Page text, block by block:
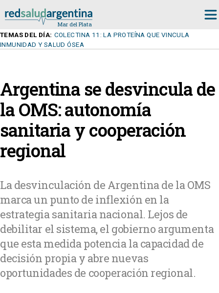
TEMAS DEL DÍA: COLECTINA 11: LA PROTEÍNA QUE VINCULA
INMUNIDAD Y SALUD ÓSEA
Argentina se desvincula de
la OMS: autonomía
sanitaria y cooperación
regional
La desvinculación de Argentina de la OMS
marca un punto de inflexión en la
estrategia sanitaria nacional. Lejos de
debilitar el sistema, el gobierno argumenta
que esta medida potencia la capacidad de
decisión propia y abre nuevas
oportunidades de cooperación regional.